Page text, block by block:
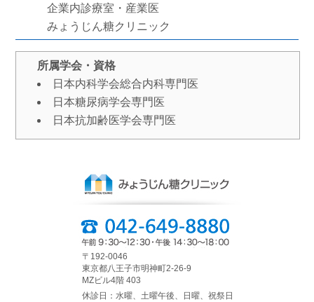
企業内診療室・産業医
みょうじん糖クリニック
所属学会・資格
日本内科学会総合内科専門医
日本糖尿病学会専門医
日本抗加齢医学会専門医
〒192-0046
東京都八王子市明神町2-26-9
MZビル4階 403
休診日：水曜、土曜午後、日曜、祝祭日